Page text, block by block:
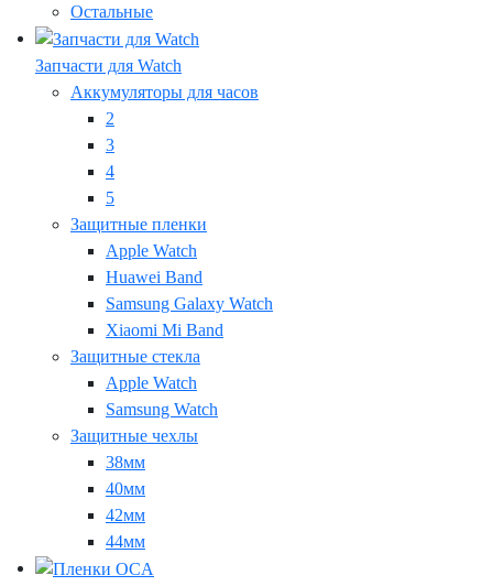
Остальные
Запчасти для Watch
Аккумуляторы для часов
2
3
4
5
Защитные пленки
Apple Watch
Huawei Band
Samsung Galaxy Watch
Xiaomi Mi Band
Защитные стекла
Apple Watch
Samsung Watch
Защитные чехлы
38мм
40мм
42мм
44мм